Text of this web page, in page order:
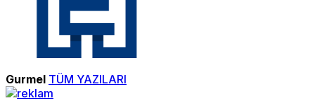
Gurmel TÜM YAZILARI